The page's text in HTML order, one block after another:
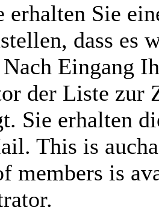
erhalten Sie
dass es
Eingang
der Liste zur
Sie erhalten
This is
members is